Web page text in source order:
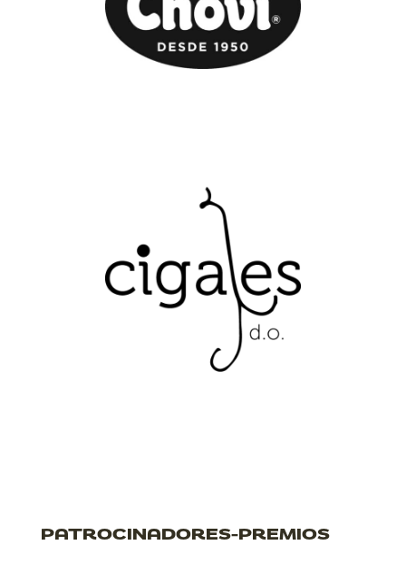
PATROCINADORES-PREMIOS